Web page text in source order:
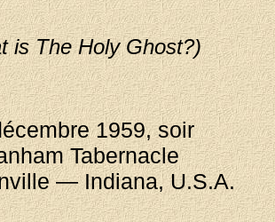
is The Holy Ghost?)
1959, soir
Tabernacle
— Indiana, U.S.A.